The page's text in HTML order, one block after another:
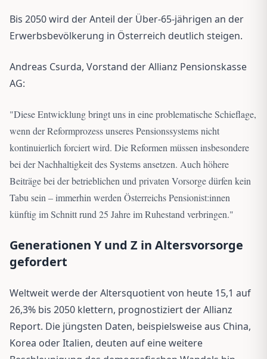
Bis 2050 wird der Anteil der Über-65-jährigen an der
Erwerbsbevölkerung in Österreich deutlich steigen.
Andreas Csurda, Vorstand der Allianz Pensionskasse
AG:
"Diese Entwicklung bringt uns in eine problematische Schieflage,
wenn der Reformprozess unseres Pensionssystems nicht
kontinuierlich forciert wird. Die Reformen müssen insbesondere
bei der Nachhaltigkeit des Systems ansetzen. Auch höhere
Beiträge bei der betrieblichen und privaten Vorsorge dürfen kein
Tabu sein – immerhin werden Österreichs Pensionist:innen
künftig im Schnitt rund 25 Jahre im Ruhestand verbringen."
Generationen Y und Z in Altersvorsorge
gefordert
Weltweit werde der Altersquotient von heute 15,1 auf
26,3% bis 2050 klettern, prognostiziert der Allianz
Report. Die jüngsten Daten, beispielsweise aus China,
Korea oder Italien, deuten auf eine weitere